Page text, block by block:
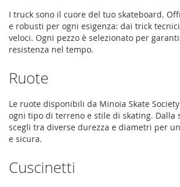
I truck sono il cuore del tuo skateboard.
e robusti per ogni esigenza: dai trick
veloci. Ogni pezzo è selezionato per
resistenza nel tempo.
Ruote
Le ruote disponibili da Minoia Skate
ogni tipo di terreno e stile di skating. Dalla
scegli tra diverse durezza e diametri per
e sicura.
Cuscinetti